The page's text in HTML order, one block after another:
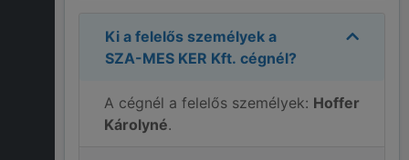
Ki a felelős személyek a
SZA-MES KER Kft. cégnél?
A cégnél a felelős személyek: Hoffer
Károlyné.